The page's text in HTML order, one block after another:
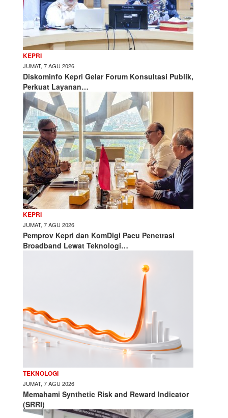
KEPRI
JUMAT, 7 AGU 2026
Diskominfo Kepri Gelar Forum Konsultasi Publik,
Perkuat Layanan…
KEPRI
JUMAT, 7 AGU 2026
Pemprov Kepri dan KomDigi Pacu Penetrasi
Broadband Lewat Teknologi…
TEKNOLOGI
JUMAT, 7 AGU 2026
Memahami Synthetic Risk and Reward Indicator
(SRRI)